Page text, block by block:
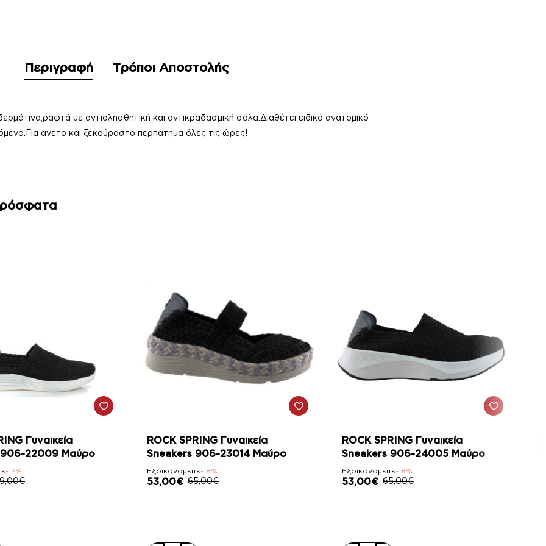
Περιγραφή Τρόποι Αποστολής
με αντιολησθητική και αντικραδασμική σόλα.Διαθέτει ειδικό ανατομικό
άνετο και ξεκούραστο περπάτημα όλες τις ώρες!
Γυναικεία
906-22009 Μαύρο
-17%
-18%
ROCK SPRING Γυναικεία
Sneakers 906-23014 Μαύρο
Εξοικονομείτε-18%
53,00€ 65,00€
-18%
ROCK SPRING Γυναικεία
Sneakers 906-24005 Μαύρο
Εξοικονομείτε-18%
53,00€ 65,00€